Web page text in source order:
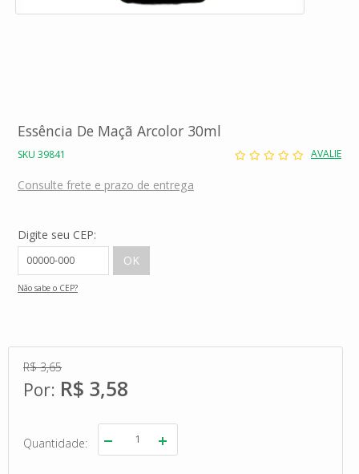
Essência De Maçã Arcolor 30ml
SKU 39841 AVALIE
Consulte frete e prazo de entrega
Digite seu CEP:
Não sabe o CEP?
R$ 3,65
R$ 3,58
Quantidade